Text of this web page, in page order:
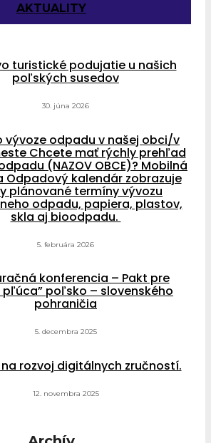
AKTUALITY
turistické podujatie u našich
poľských susedov
30. júna 2026
vývoze odpadu v našej obci/v
Chcete mať rýchly prehľad
(NAZOV OBCE)? Mobilná
Odpadový kalendár zobrazuje
plánované termíny vývozu
odpadu, papiera, plastov,
skla aj bioodpadu.
5. februára 2026
konferencia – Pakt pre
pľúca” poľsko – slovenského
pohraničia
5. decembra 2025
na rozvoj digitálnych zručností.
12. novembra 2025